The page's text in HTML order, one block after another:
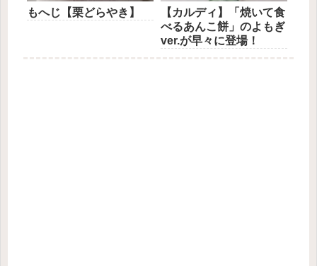
もへじ【栗どらやき】
【カルディ】「焼いて食
べるあんこ餅」のよもぎ
ver.が早々に登場！